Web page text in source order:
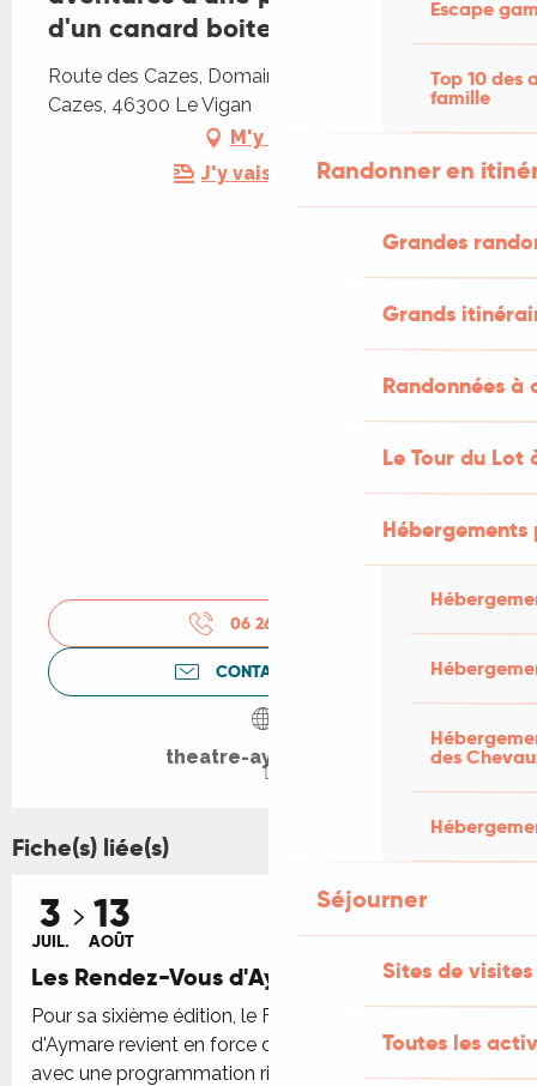
Escape
Top 10 des
famille
Randonner en
Grandes
Grands
Randonnées
Le Tour du Lot
des
Séjourner
Sites de visites
Toutes les
d'un canard boiteux
Route des Cazes, Domaine d'Aymare, Route des
Cazes, 46300 Le Vigan
M'y rendre
J'y vais en train !
06 26 94 71
CONTACTEZ-NOUS
theatre-aymare.com
Fiche(s) liée(s)
3
JUIL.
13
AOÛT
Les Rendez-Vous d'Aymare
Pour sa sixième édition, le Festival Les Rendez-vous
d'Aymare revient en force dans notre théâtre d'été,
avec une programmation riche mêlant théâtre,